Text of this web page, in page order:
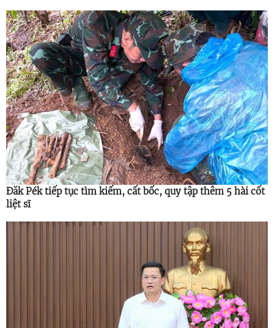
Đăk Pék tiếp tục tìm kiếm, cất bốc, quy tập thêm 5 hài cốt
liệt sĩ